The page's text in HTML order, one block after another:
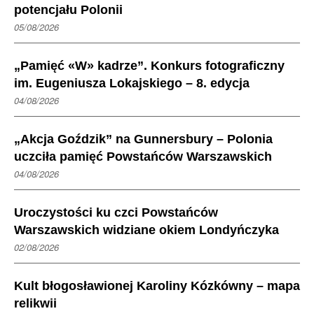
potencjału Polonii
05/08/2026
„Pamięć «W» kadrze”. Konkurs fotograficzny
im. Eugeniusza Lokajskiego – 8. edycja
04/08/2026
„Akcja Goździk” na Gunnersbury – Polonia
uczciła pamięć Powstańców Warszawskich
04/08/2026
Uroczystości ku czci Powstańców
Warszawskich widziane okiem Londyńczyka
02/08/2026
Kult błogosławionej Karoliny Kózkówny – mapa
relikwii